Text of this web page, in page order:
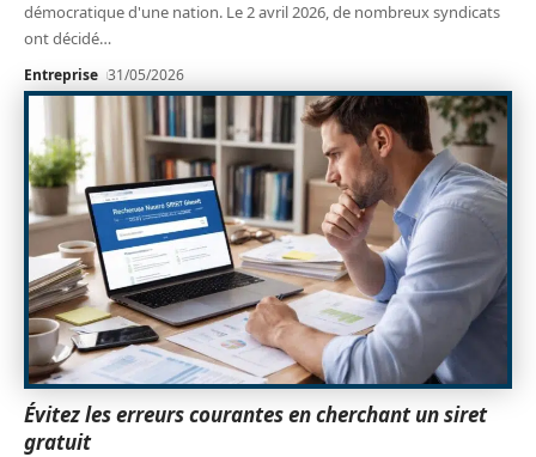
démocratique d'une nation. Le 2 avril 2026, de nombreux syndicats
ont décidé…
Entreprise 31/05/2026
Évitez les erreurs courantes en cherchant un siret
gratuit